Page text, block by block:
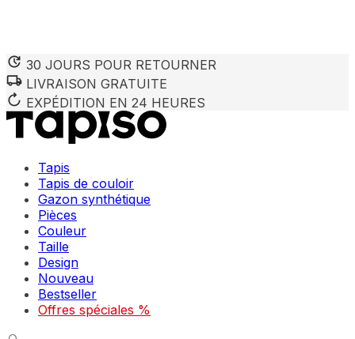
30 JOURS POUR RETOURNER
LIVRAISON GRATUITE
EXPÉDITION EN 24 HEURES
Tapis
Tapis de couloir
Gazon synthétique
Pièces
Couleur
Taille
Design
Nouveau
Bestseller
Offres spéciales %
Nous utilisons des cookies pour personnaliser le contenu
partenaires peuvent combiner ces informations avec
utilisation de leurs services.
Les cookies indispensables sont cruciaux pour les
Les cookies liés aux préférences permettent au site de
comme votre langue préférée ou la région dans laquelle